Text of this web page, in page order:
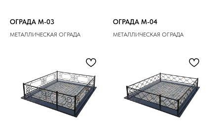
ОГРАДА M-03
МЕТАЛЛИЧЕСКАЯ ОГРАДА
ОГРАДА M-04
МЕТАЛЛИЧЕСКАЯ ОГРАДА